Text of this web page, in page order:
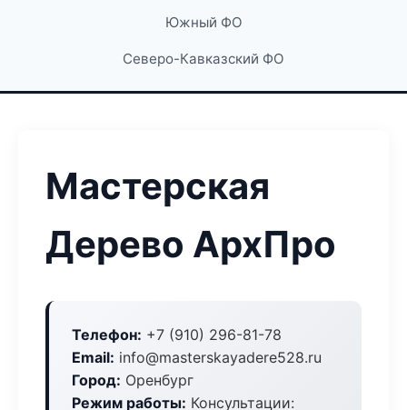
Южный ФО
Северо-Кавказский ФО
Мастерская
Дерево АрхПро
Телефон: +7 (910) 296-81-78
Email: info@masterskayadere528.ru
Город: Оренбург
Режим работы: Консультации: